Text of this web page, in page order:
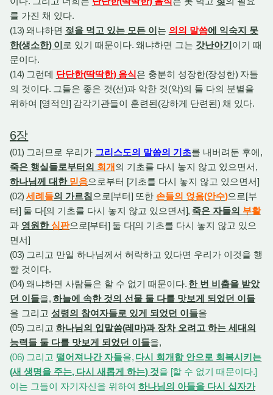
를 가진 채 있다.
(13) 왜냐하면 젖을 먹고 있는 모든 이는 의의 말씀에 익숙지 못
한(생소한) 이 로 있기 때문이다. 왜냐하면 그는 갓난아기이기 때
문이다.
(14) 그런데 단단한(딱딱한) 음식은 충분히 성장한(장성한) 자들
의 것이다. 그들은 좋은 것(선)과 악한 것(악)의 둘 다의 분별을
위하여 [영적인] 감각기관들이 훈련된(강하게 단련된) 채 있다.
6장
(01) 그러므로 우리가 그리스도의 말씀의 기초를 내버려둔 후에,
죽은 행실들로부터의 회개의 기초를 다시 놓지 않고 있으면서,
하나님께 대한 믿음으로부터 [기초를 다시 놓지 않고 있으면서]
(02) 세례들의 가르침 으로[부터] 또한 손들의 얹음(안수)으로[부
터] 둘 다[의 기초를 다시 놓지 않고 있으면서], 죽은 자들의 부활
과 영원한 심판으로[부터] 둘 다[의 기초를 다시 놓지 않고 있으
면서]
(03) 그리고 만일 하나님께서 허락하고 있다면 우리가 이것을 행
할 것이다.
(04) 왜냐하면 사람들은 할 수 없기 때문이다. 한 번 비춤을 받았
던 이들을, 하늘에 속한 것의 선물 둘 다를 맛보게 되었던 이들
을 그리고 성령의 참여자들로 있게 되었던 이들을
(05) 그리고 하나님의 입말씀(레마)과 장차 오려고 하는 세대의
능력들 둘 다를 맛보게 되었던 이들을,
(06) 그리고 떨어져나간 자들을, 다시 회개함 안으로 회복시키는
(새 생명을 주는, 다시 새롭게 하는) 것을 [할 수 없기 때문이다.]
이는 그들이 자기자신을 위하여 하나님의 아들을 다시 십자가